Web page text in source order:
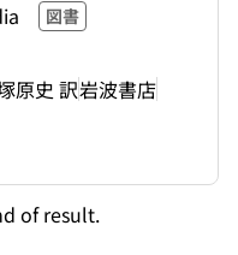
図書
原史 訳岩波書店
of result.